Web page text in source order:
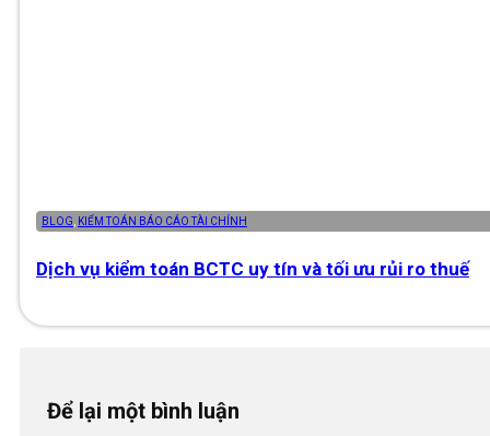
BLOG KIỂM TOÁN BÁO CÁO TÀI CHÍNH
Dịch vụ kiểm toán BCTC uy tín và tối ưu rủi ro thuế
Để lại một bình luận